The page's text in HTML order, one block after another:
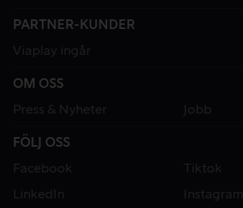
PARTNER-KUNDER
Viaplay ingår
OM OSS
Press & Nyheter
Jobb
FÖLJ OSS
Facebook
Tiktok
LinkedIn
Instagram